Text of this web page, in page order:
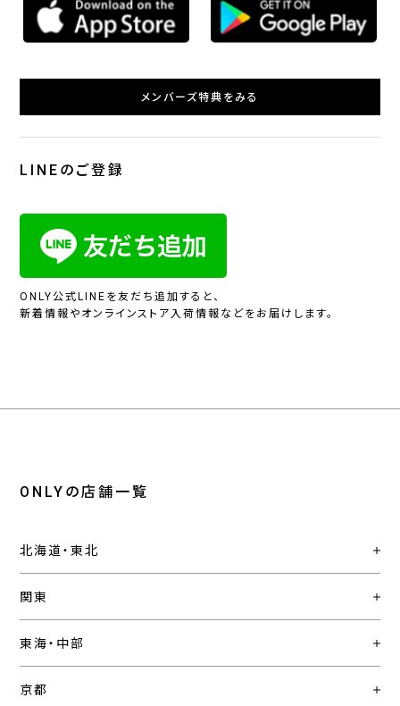
メンバーズ特典をみる
LINEのご登録
ONLY公式LINEを友だち追加すると、
新着情報やオンラインストア入荷情報などをお届けします。
ONLYの店舗一覧
北海道・東北
関東
東海・中部
京都